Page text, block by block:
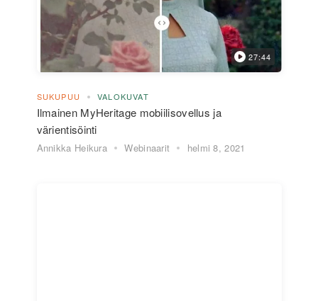
27:44
SUKUPUU VALOKUVAT
Ilmainen MyHeritage mobiilisovellus ja
värientisöinti
Annikka Heikura Webinaarit helmi 8, 2021